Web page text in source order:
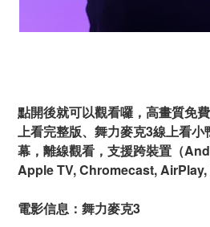
點開後就可以觀看囉，高畫質免
上看完整版、舞力麥克3線上看
幕，離線觀看，支援跨裝置（
Apple TV, Chromecast, AirPlay,
電影信息：舞力麥克3